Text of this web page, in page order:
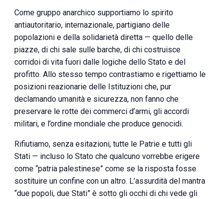
Come gruppo anarchico supportiamo lo spirito
antiautoritario, internazionale, partigiano delle
popolazioni e della solidarietà diretta — quello delle
piazze, di chi sale sulle barche, di chi costruisce
corridoi di vita fuori dalle logiche dello Stato e del
profitto. Allo stesso tempo contrastiamo e rigettiamo le
posizioni reazionarie delle Istituzioni che, pur
declamando umanità e sicurezza, non fanno che
preservare le rotte dei commerci d’armi, gli accordi
militari, e l’ordine mondiale che produce genocidi.
Rifiutiamo, senza esitazioni, tutte le Patrie e tutti gli
Stati — incluso lo Stato che qualcuno vorrebbe erigere
come “patria palestinese” come se la risposta fosse
sostituire un confine con un altro. L’assurdità del mantra
“due popoli, due Stati” è sotto gli occhi di chi vede gli